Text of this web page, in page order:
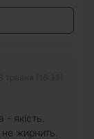
якість.
жирнить.